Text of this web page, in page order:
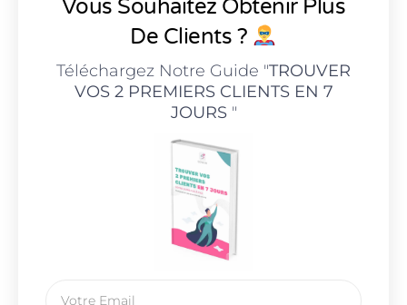
Vous Souhaitez Obtenir Plus
De Clients ?
Téléchargez Notre Guide "TROUVER
VOS 2 PREMIERS CLIENTS EN 7
JOURS"